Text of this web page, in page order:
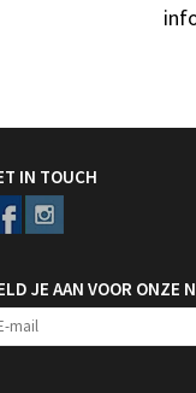
IN TOUCH
JE AAN VOOR ONZE